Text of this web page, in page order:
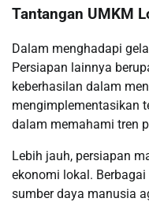
Tantangan UMKM
Dalam menghadapi
Persiapan lainnya
keberhasilan dalam
mengimplementasikan
dalam memahami tren
Lebih jauh, persiapan
ekonomi lokal.
sumber daya manusia